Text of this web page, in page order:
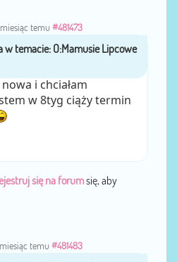
temu #481473
catherine
i chciałam
w 8tyg ciąży termin
się na forumsię, aby
temu #481483